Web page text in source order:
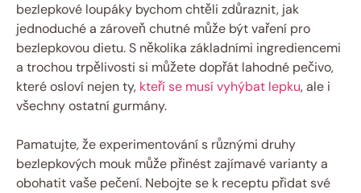
bezlepkové loupáky bychom chtěli zdůraznit, jak
jednoduché a zároveň chutné může být vaření pro
bezlepkovou dietu. S několika základními ingrediencemi
a trochou trpělivosti si můžete dopřát lahodné pečivo,
které osloví nejen ty, kteří se musí vyhýbat lepku, ale i
všechny ostatní gurmány.
Pamatujte, že experimentování s různými druhy
bezlepkových mouk může přinést zajímavé varianty a
obohatit vaše pečení. Nebojte se k receptu přidat své